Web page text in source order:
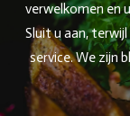
verwelkomen en
Sluit u aan,
service. We zijn